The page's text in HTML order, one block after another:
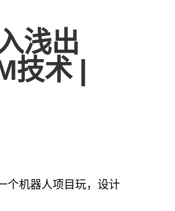
浅出
术 |
个机器人项目玩，设计